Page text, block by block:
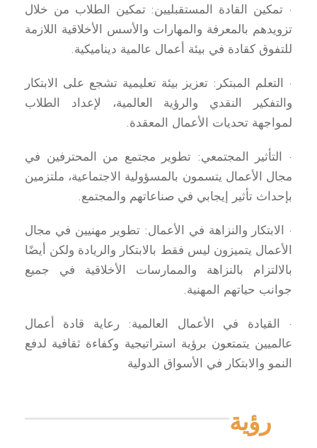
· تمكين القادة المستقبليين: تمكين الطلاب من خلال
تزويدهم بالمعرفة والمهارات والأسس الأخلاقية اللازمة
للتفوق كقادة في بيئة أعمال عالمية ديناميكية.
· التعلم المبتكر: تعزيز بيئة تعليمية تشجع على الابتكار
والتفكير النقدي والرؤية العالمية، لإعداد الطلاب
لمواجهة تحديات الأعمال المعقدة.
· التأثير المجتمعي: تطوير مجتمع من المحترفين في
مجال الأعمال يتسمون بالمسؤولية الاجتماعية، ملتزمين
بإحداث تأثير إيجابي في صناعاتهم والمجتمع.
· الابتكار والنزاهة في الأعمال: تطوير مهنيين في مجال
الأعمال يتميزون ليس فقط بالابتكار والريادة ولكن أيضًا
بالالتزام بالنزاهة والممارسات الأخلاقية في جميع
جوانب حياتهم المهنية.
· القيادة في الأعمال العالمية: رعاية قادة أعمال
عالميين يتمتعون برؤية استراتيجية وكفاءة ثقافية لدفع
النمو والابتكار في الأسواق الدولية
رؤية